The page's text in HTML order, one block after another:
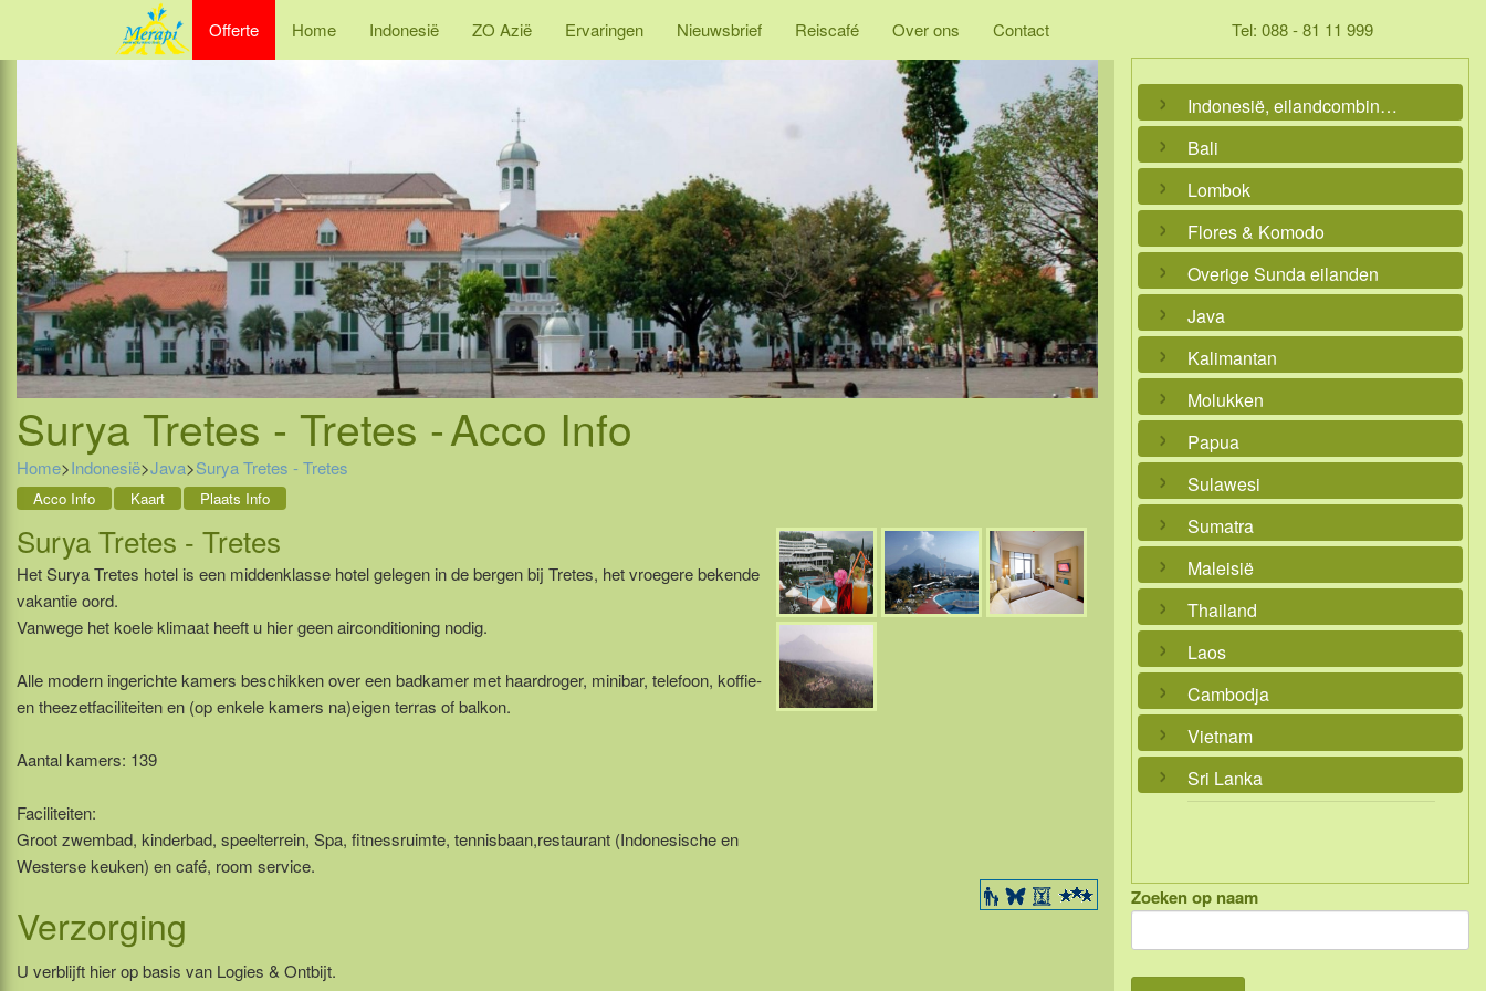
Offerte Home Indonesië ZO Azië Ervaringen Nieuwsbrief Reiscafé Over ons Contact Tel: 088 - 81 11 999
Surya Tretes - Tretes -Acco Info
Home>Indonesië>Java>Surya Tretes - Tretes
Acco Info Kaart Plaats Info
Surya Tretes - Tretes
Het Surya Tretes hotel is een middenklasse hotel gelegen in de bergen bij Tretes, het vroegere bekende
vakantie oord.
Vanwege het koele klimaat heeft u hier geen airconditioning nodig.
Alle modern ingerichte kamers beschikken over een badkamer met haardroger, minibar, telefoon, koffie-
en theezetfaciliteiten en (op enkele kamers na)eigen terras of balkon.
Aantal kamers: 139
Faciliteiten:
Groot zwembad, kinderbad, speelterrein, Spa, fitnessruimte, tennisbaan,restaurant (Indonesische en
Westerse keuken) en café, room service.
Verzorging
U verblijft hier op basis van Logies & Ontbijt.
Indonesië, eilandcombinaties
Bali
Lombok
Flores & Komodo
Overige Sunda eilanden
Java
Kalimantan
Molukken
Papua
Sulawesi
Sumatra
Maleisië
Thailand
Laos
Cambodja
Vietnam
Sri Lanka
Zoeken op naam